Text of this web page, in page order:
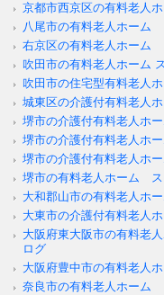
京都市西京区の有料老人
八尾市の有料老人ホーム
右京区の有料老人ホーム
吹田市の有料老人ホーム
吹田市の住宅型有料老人
城東区の介護付有料老人
堺市の介護付有料老人ホ
堺市の介護付有料老人ホ
堺市の介護付有料老人ホ
堺市の有料老人ホーム ス
大和郡山市の有料老人ホ
大東市の介護付有料老人
大阪府東大阪市の有料老
ログ
大阪府豊中市の有料老人
奈良市の有料老人ホーム